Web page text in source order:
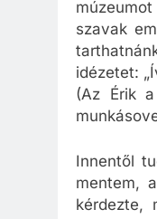
szavak
idézetet:
(Az Érik
Innentől
mentem,
kérdezte,